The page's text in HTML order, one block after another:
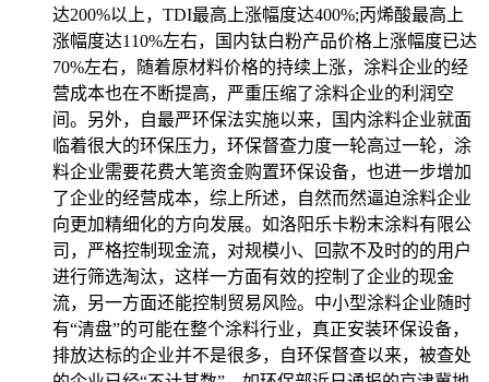
达200%以上，TDI最高上涨幅度达400%;丙烯酸最高上
涨幅度达110%左右，国内钛白粉产品价格上涨幅度已达
70%左右，随着原材料价格的持续上涨，涂料企业的经
营成本也在不断提高，严重压缩了涂料企业的利润空
间。另外，自最严环保法实施以来，国内涂料企业就面
临着很大的环保压力，环保督查力度一轮高过一轮，涂
料企业需要花费大笔资金购置环保设备，也进一步增加
了企业的经营成本，综上所述，自然而然逼迫涂料企业
向更加精细化的方向发展。如洛阳乐卡粉末涂料有限公
司，严格控制现金流，对规模小、回款不及时的的用户
进行筛选淘汰，这样一方面有效的控制了企业的现金
流，另一方面还能控制贸易风险。中小型涂料企业随时
有“清盘”的可能在整个涂料行业，真正安装环保设备，
排放达标的企业并不是很多，自环保督查以来，被查处